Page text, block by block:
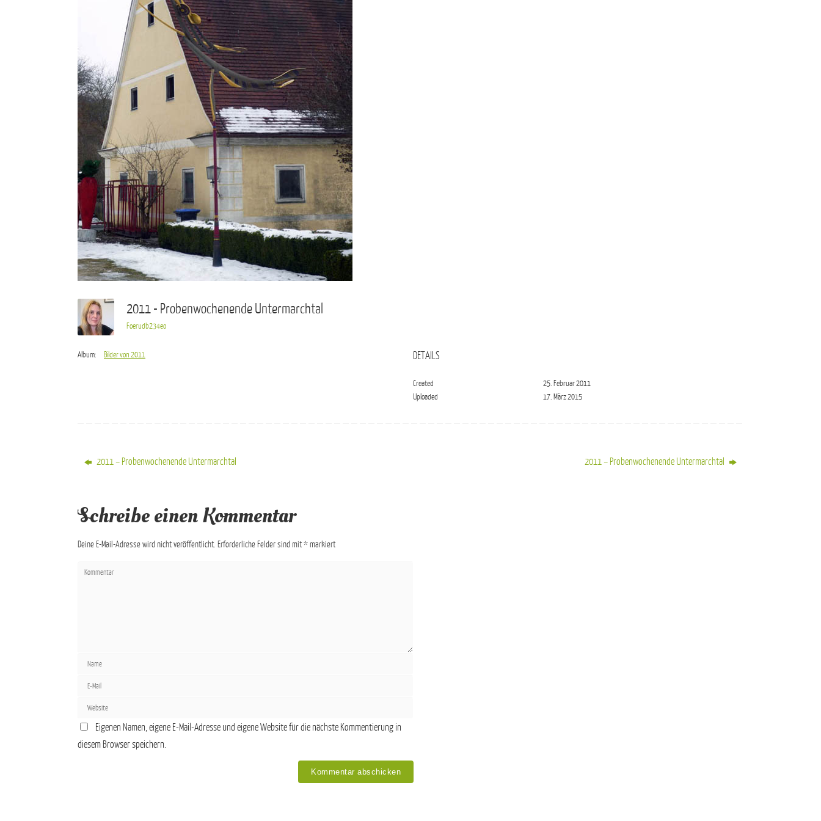
2011 - Probenwochenende Untermarchtal
Foerudb234eo
Album: Bilder von 2011 DETAILS
Created
25. Februar 2011
Uploaded
17. März 2015
2011 – Probenwochenende Untermarchtal 2011 – Probenwochenende Untermarchtal
Schreibe einen Kommentar
Deine E-Mail-Adresse wird nicht veröffentlicht. Erforderliche Felder sind mit*markiert
Eigenen Namen, eigene E-Mail-Adresse und eigene Website für die nächste Kommentierung in
diesem Browser speichern.